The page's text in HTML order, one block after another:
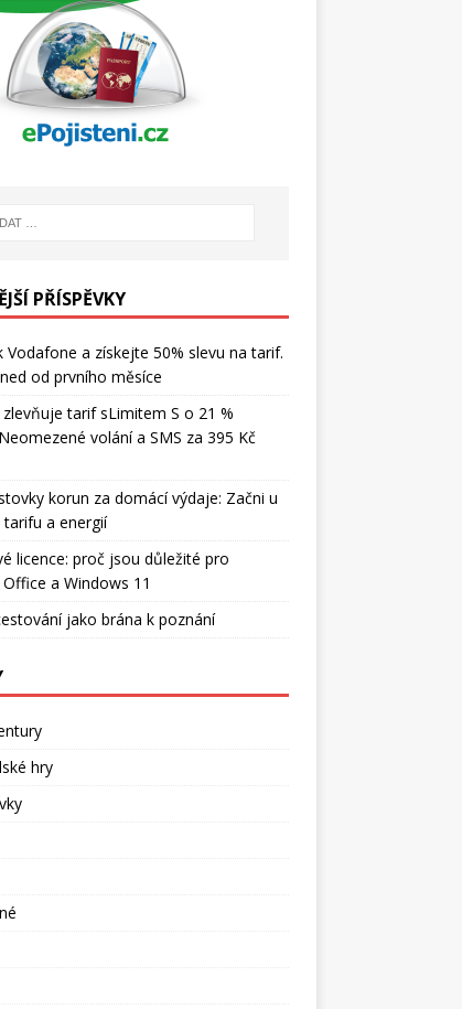
PŘÍSPĚVKY
Vodafone a získejte 50% slevu na tarif.
od prvního měsíce
tarif sLimitem S o 21 %
volání a SMS za 395 Kč
korun za domácí výdaje: Začni u
a energií
licence: proč jsou důležité pro
a Windows 11
jako brána k poznání
hry